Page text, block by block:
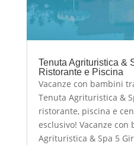
Tenuta Agrituristica &
Ristorante e Piscina
Vacanze con bambini
Tenuta Agrituristica &
ristorante, piscina e
esclusivo! Vacanze
Agrituristica & Spa 5